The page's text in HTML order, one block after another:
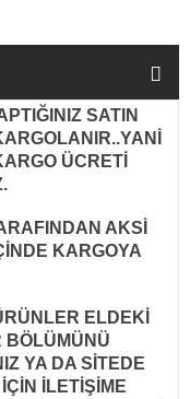
SATIN
ÜCRETİ
AKSİ
KARGOYA
ELDEKİ
BÖLÜMÜNÜ
YA DA SİTEDE
İLETİŞİME